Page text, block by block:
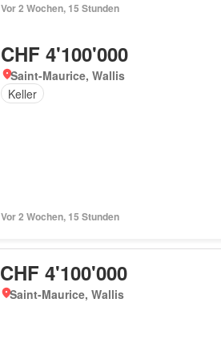
Vor 2 Wochen, 15 Stunden
CHF 4'100'000
Saint-Maurice, Wallis
Keller
Vor 2 Wochen, 15 Stunden
CHF 4'100'000
Saint-Maurice, Wallis